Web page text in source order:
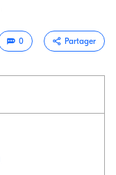
0 Partager